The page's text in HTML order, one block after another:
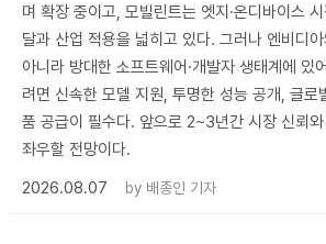
며 확장 중이고, 모빌린트는 엣지·온디바이스
달과 산업 적용을 넓히고 있다. 그러나 엔비디
아니라 방대한 소프트웨어·개발자 생태계에 있
려면 신속한 모델 지원, 투명한 성능 공개, 글로
품 공급이 필수다. 앞으로 2~3년간 시장 신뢰
좌우할 전망이다.
2026.08.07
by 배종인 기자